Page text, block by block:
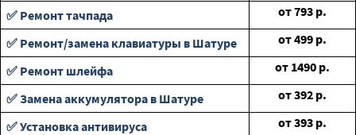
✅ Ремонт тачпада
от793 р.
✅ Ремонт/замена клавиатуры в Шатуре
от499 р.
✅ Ремонт шлейфа
от 1490 р.
✅ Замена аккумулятора в Шатуре
от392 р.
✅ Установка антивируса
от393 р.